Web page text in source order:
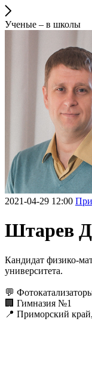
Ученые – в школы
2021-04-29 12:00
Штарев
Кандидат физико-
университета.
💬
🏢 Гимназия №1
📍 Приморский